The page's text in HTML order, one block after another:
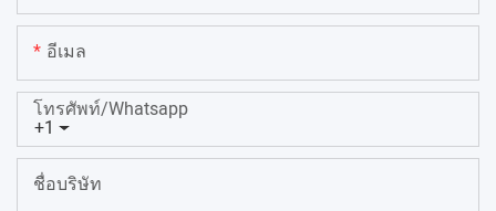
อีเมล
+1
โทรศัพท์/whatsapp
ชื่อบริษัท